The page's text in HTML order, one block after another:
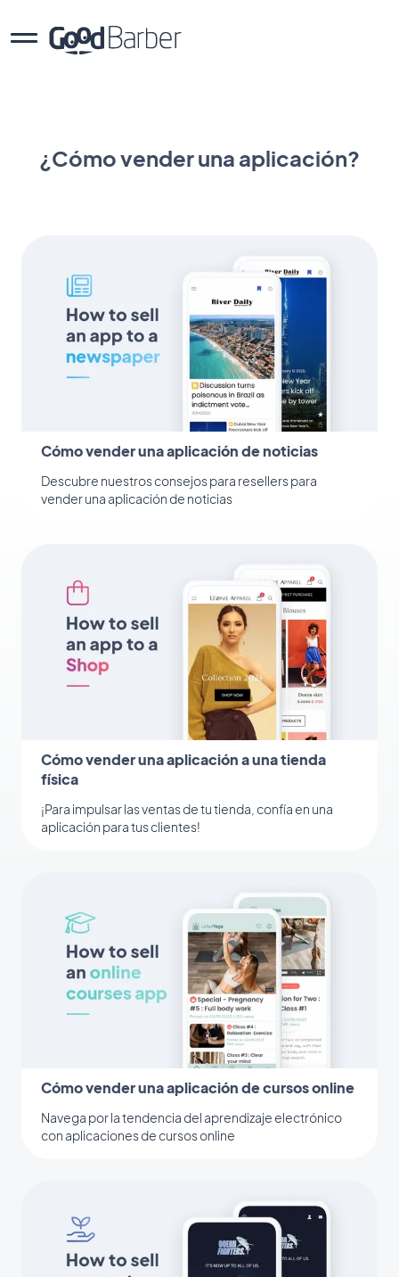
¿Cómo vender una aplicación?
Cómo vender una aplicación de noticias
Descubre nuestros consejos para resellers para
vender una aplicación de noticias
Cómo vender una aplicación a una tienda
física
¡Para impulsar las ventas de tu tienda, confía en una
aplicación para tus clientes!
Cómo vender una aplicación de cursos online
Navega por la tendencia del aprendizaje electrónico
con aplicaciones de cursos online